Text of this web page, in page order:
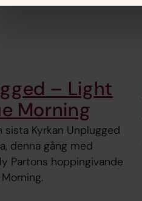
– Light
Morning
Kyrkan Unplugged
denna gång med
Partons hoppingivande